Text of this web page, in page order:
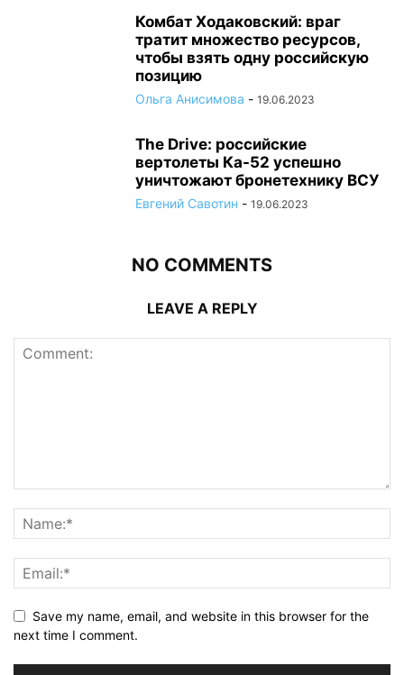
Комбат Ходаковский: враг
тратит множество ресурсов,
чтобы взять одну российскую
позицию
Ольга Анисимова - 19.06.2023
The Drive: российские
вертолеты Ка-52 успешно
уничтожают бронетехнику ВСУ
Евгений Савотин - 19.06.2023
NO COMMENTS
LEAVE A REPLY
Save my name, email, and website in this browser for the
next time I comment.